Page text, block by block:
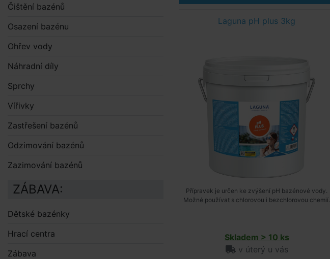
Laguna pH plus 3kg
Přípravek je určen ke zvýšení pH bazénové vody.
Možné používat s chlorovou i bezchlorovou chemií.
Skladem > 10 ks
v úterý u vás
Čištění bazénů
Osazení bazénu
Ohřev vody
Náhradní díly
Sprchy
Vířivky
Zastřešení bazénů
Odzimování bazénů
Zazimování bazénů
ZÁBAVA:
Dětské bazénky
Hrací centra
Zábava